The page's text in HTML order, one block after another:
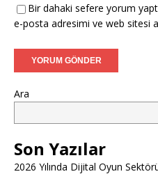
Bir dahaki sefere yorum
e-posta adresimi ve web sitesi
Ara
Son Yazılar
2026 Yılında Dijital Oyun